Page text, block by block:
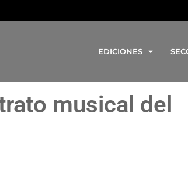
EDICIONES
musical del